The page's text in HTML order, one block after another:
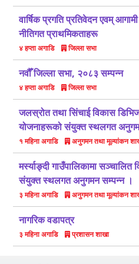
वार्षिक प्रगति प्रतिवेदन एवम्
नीतिगत प्राथमिकताहरू
४ हप्ता अगाडि जिल्ला सभा
नवौँ जिल्ला सभा, २०८३ सम्पन्न
४ हप्ता अगाडि जिल्ला सभा
जलस्रोत तथा सिंचाई विकास
योजनाहरूको संयुक्त स्थलगत
१ महिना अगाडि अनुगमन तथा मूल्यांकन
मर्स्याङ्दी गाउँपालिकामा सञ्चालित
संयुक्त स्थलगत अनुगमन सम्पन्न ।
३ महिना अगाडि अनुगमन तथा मूल्यांकन
नागरिक वडापत्र
३ महिना अगाडि प्रशासन शाखा